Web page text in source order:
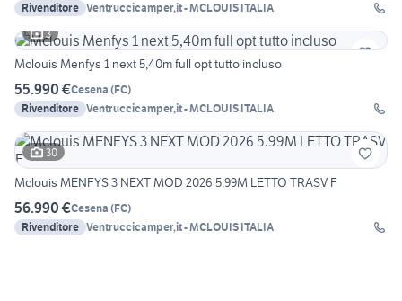
Rivenditore Ventruccicamper,it - MCLOUIS ITALIA
3
Mclouis Menfys 1 next 5,40m full opt tutto incluso
55.990 €Cesena (FC)
Rivenditore Ventruccicamper,it - MCLOUIS ITALIA
30
Mclouis MENFYS 3 NEXT MOD 2026 5.99M LETTO TRASV F
56.990 €Cesena (FC)
Rivenditore Ventruccicamper,it - MCLOUIS ITALIA